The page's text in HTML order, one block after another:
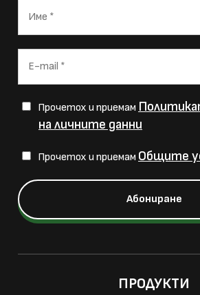
Прочетох и приемам
на личните данни
Прочетох и приемам Общите
ПРОДУКТИ